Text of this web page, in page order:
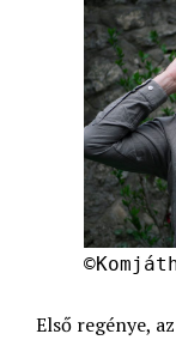
Első regénye, az